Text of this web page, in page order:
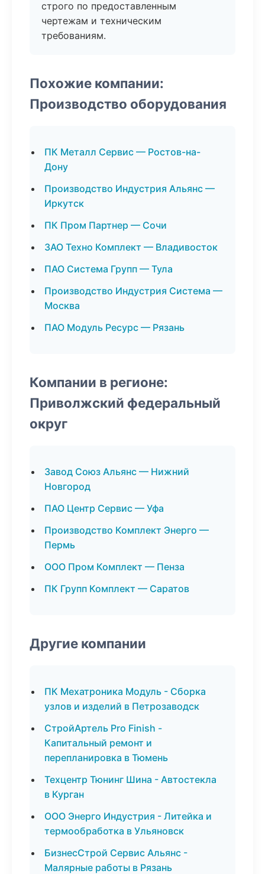
строго по предоставленным
чертежам и техническим
требованиям.
Похожие компании:
Производство оборудования
ПК Металл Сервис — Ростов-на-
Дону
Производство Индустрия Альянс —
Иркутск
ПК Пром Партнер — Сочи
ЗАО Техно Комплект — Владивосток
ПАО Система Групп — Тула
Производство Индустрия Система —
Москва
ПАО Модуль Ресурс — Рязань
Компании в регионе:
Приволжский федеральный
округ
Завод Союз Альянс — Нижний
Новгород
ПАО Центр Сервис — Уфа
Производство Комплект Энерго —
Пермь
ООО Пром Комплект — Пенза
ПК Групп Комплект — Саратов
Другие компании
ПК Мехатроника Модуль - Сборка
узлов и изделий в Петрозаводск
СтройАртель Pro Finish -
Капитальный ремонт и
перепланировка в Тюмень
Техцентр Тюнинг Шина - Автостекла
в Курган
ООО Энерго Индустрия - Литейка и
термообработка в Ульяновск
БизнесСтрой Сервис Альянс -
Малярные работы в Рязань